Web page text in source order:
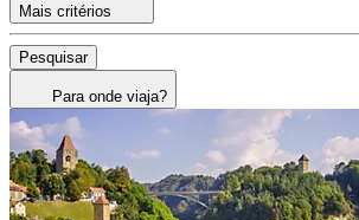
Mais critérios
Pesquisar
Para onde viaja?